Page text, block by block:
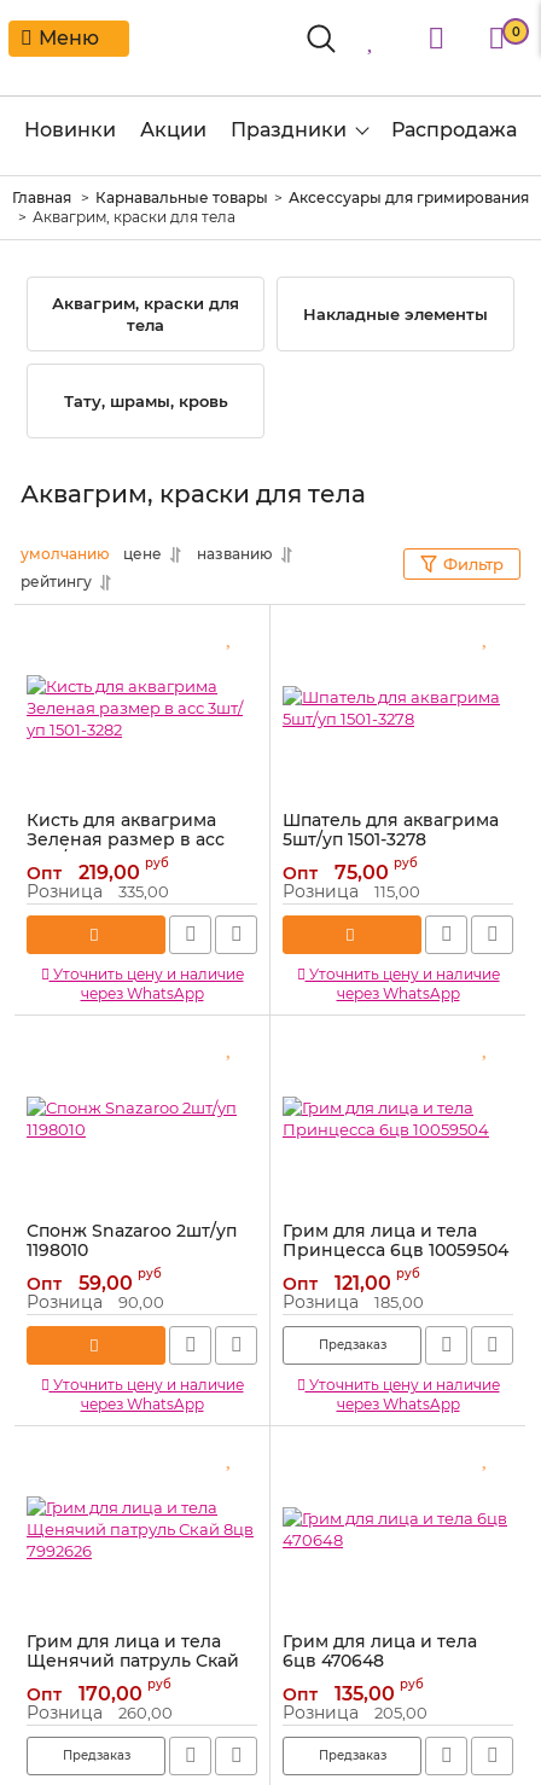
Меню 0
Новинки Акции Праздники Распродажа
Главная Карнавальные товары
Аксессуары для гримирования
Аквагрим, краски для тела
Аквагрим, краски для
тела
Накладные элементы
Тату, шрамы, кровь
Аквагрим, краски для тела
умолчанию цене
названию
рейтингу
Фильтр
Кисть для аквагрима
Зеленая размер в асс
3шт/уп 1501-3282
Артикул: 1501-3282
Опт 219,00 руб
Розница 335,00
Уточнить цену и наличие
через WhatsApp
Шпатель для аквагрима
5шт/уп 1501-3278
Артикул: 1501-3278
Опт 75,00 руб
Розница 115,00
Уточнить цену и наличие
через WhatsApp
Спонж Snazaroo 2шт/уп
1198010
Артикул: 1198010
Опт 59,00 руб
Розница 90,00
Уточнить цену и наличие
через WhatsApp
Грим для лица и тела
Принцесса 6цв 10059504
Артикул: 10059504
Опт 121,00 руб
Розница 185,00
Предзаказ
Уточнить цену и наличие
через WhatsApp
Грим для лица и тела
Щенячий патруль Скай
Артикул: 7992626
Опт 170,00 руб
Розница 260,00
Предзаказ
Грим для лица и тела
6цв 470648
Артикул: 470648
Опт 135,00 руб
Розница 205,00
Предзаказ